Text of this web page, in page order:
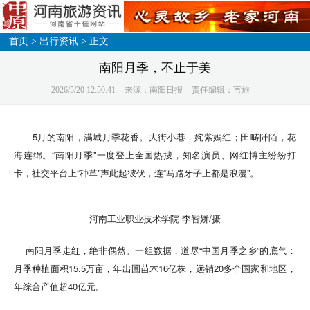
首页 >出行资讯 > 正文
南阳月季，不止于美
2026/5/20 12:50:41 来源：南阳日报 责任编辑：言旅
5月的南阳，满城月季花香。大街小巷，姹紫嫣红；田畴阡陌，花
海连绵。“南阳月季”一度登上全国热搜，知名演员、网红博主纷纷打
卡，社交平台上“种草”声此起彼伏，连“马路牙子上都是浪漫”。
河南工业职业技术学院 李智娇/摄
南阳月季走红，绝非偶然。一组数据，道尽“中国月季之乡”的底气：
月季种植面积15.5万亩，年出圃苗木16亿株，远销20多个国家和地区，
年综合产值超40亿元。